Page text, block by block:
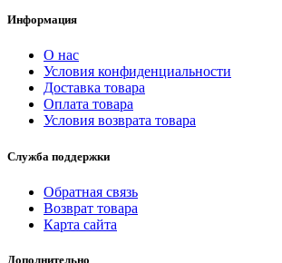
Информация
О нас
Условия конфиденциальности
Доставка товара
Оплата товара
Условия возврата товара
Служба поддержки
Обратная связь
Возврат товара
Карта сайта
Дополнительно